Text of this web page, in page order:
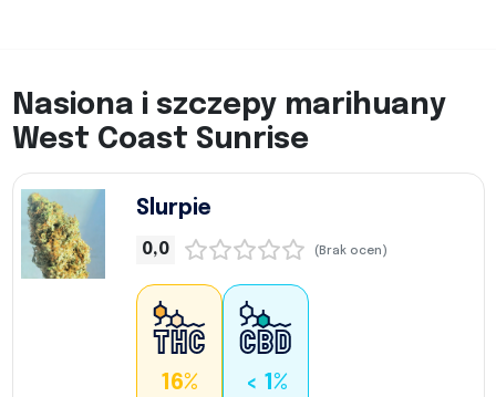
Nasiona i szczepy marihuany
West Coast Sunrise
Slurpie
0,0 (Brak ocen)
16% < 1%